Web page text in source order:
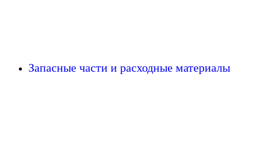
Запасные части и расходные материалы